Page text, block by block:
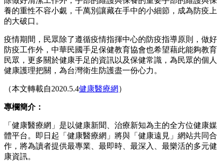
養的重性不容小覷，千萬別讓藏在手中的小細節，成為防疫上
的大破口。
疫情期間，民眾除了遵循疫情指揮中心的防疫指導原則，做好
防疫工作外，中華民國手足保健教育協會也希望藉此能夠教育
民眾，更多關於健康手足的資訊以及保健常識，為民眾的個人
健康護理把關，為台灣衛生防護盡一份心力。
（本文轉載自2020.5.4健康醫療網 ）
專欄簡介：
「健康醫療網」是以健康新聞、治療新知為主的全方位健康媒
體平台。即日起「健康醫療網」將與「健康遠見」網站共同合
作，將為讀者提供最專業、最即時、最深入、最樂活的多元健
康資訊。